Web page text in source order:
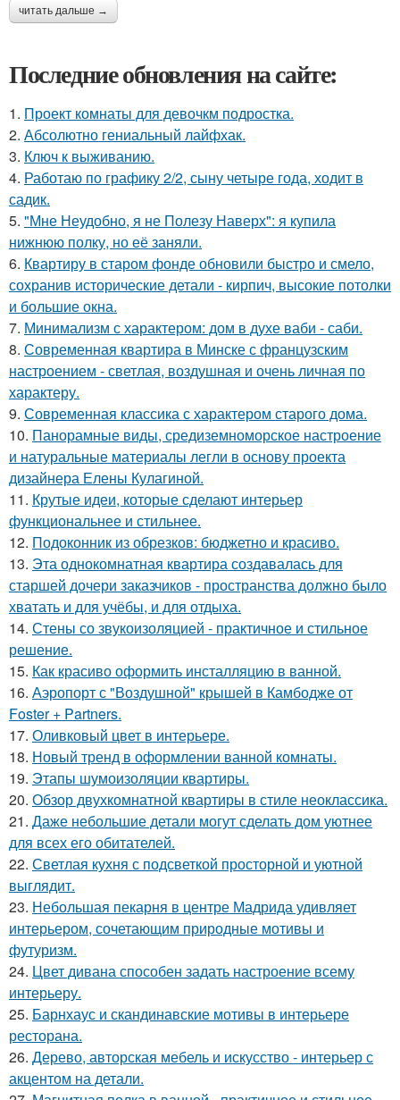
читать дальше →
Последние обновления на сайте:
1. Проект комнаты для девочкм подростка.
2. Абсолютно гениальный лайфхак.
3. Ключ к выживанию.
4. Работаю по графику 2/2, сыну четыре года, ходит в
садик.
5. "Мне Неудобно, я не Полезу Наверх": я купила
нижнюю полку, но её заняли.
6. Квартиру в старом фонде обновили быстро и смело,
сохранив исторические детали - кирпич, высокие потолки
и большие окна.
7. Минимализм с характером: дом в духе ваби - саби.
8. Современная квартира в Минске с французским
настроением - светлая, воздушная и очень личная по
характеру.
9. Современная классика с характером старого дома.
10. Панорамные виды, средиземноморское настроение
и натуральные материалы легли в основу проекта
дизайнера Елены Кулагиной.
11. Крутые идеи, которые сделают интерьер
функциональнее и стильнее.
12. Подоконник из обрезков: бюджетно и красиво.
13. Эта однокомнатная квартира создавалась для
старшей дочери заказчиков - пространства должно было
хватать и для учёбы, и для отдыха.
14. Стены со звукоизоляцией - практичное и стильное
решение.
15. Как красиво оформить инсталляцию в ванной.
16. Аэропорт с "Воздушной" крышей в Камбодже от
Foster + Partners.
17. Оливковый цвет в интерьере.
18. Новый тренд в оформлении ванной комнаты.
19. Этапы шумоизоляции квартиры.
20. Обзор двухкомнатной квартиры в стиле неоклассика.
21. Даже небольшие детали могут сделать дом уютнее
для всех его обитателей.
22. Светлая кухня с подсветкой просторной и уютной
выглядит.
23. Небольшая пекарня в центре Мадрида удивляет
интерьером, сочетающим природные мотивы и
футуризм.
24. Цвет дивана способен задать настроение всему
интерьеру.
25. Барнхаус и скандинавские мотивы в интерьере
ресторана.
26. Дерево, авторская мебель и искусство - интерьер с
акцентом на детали.